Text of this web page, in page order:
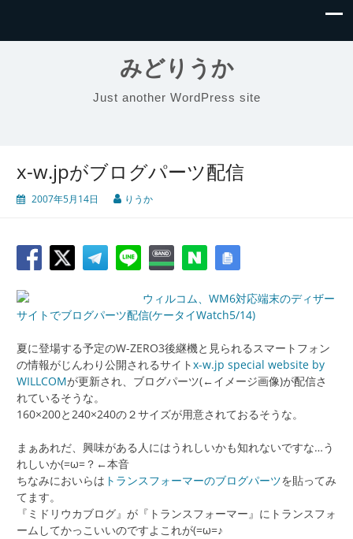
みどりうか
Just another WordPress site
x-w.jpがブログパーツ配信
2007年5月14日 りうか
ウィルコム、WM6対応端末のディザー
サイトでブログパーツ配信(ケータイWatch5/14)
夏に登場する予定のW-ZERO3後継機と見られるスマートフォン
の情報がじんわり公開されるサイトx-w.jp special website by
WILLCOMが更新され、ブログパーツ(←イメージ画像)が配信さ
れているそうな。
160×200と240×240の２サイズが用意されておるそうな。
まぁあれだ、興味がある人にはうれしいかも知れないですな…う
れしいか(=ω=？←本音
ちなみにおいらは トランスフォーマーのブログパーツを貼ってみ
てます。
『ミドリウカブログ』が『トランスフォーマー』にトランスフォ
ームしてかっこいいのですよこれが(=ω=♪